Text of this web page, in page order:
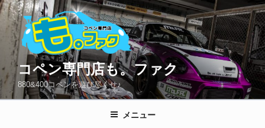
コ
ン
へ
コペン専門店も。ファク
880&400コペンを遊び尽くせ♪
メニュー